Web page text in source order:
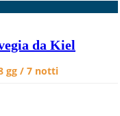
da Kiel
gg / 7 notti